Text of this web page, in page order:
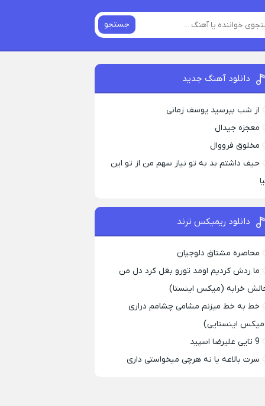
جستجو
دانلود آهنگ جدید
از شب بپرسید یوسف زمانی
معجزه جیدال
مخلوق فرووال
حیف داشتم بد به تو نیاز سهم من از تو این
دانلود ریمیکس ترند
محاصره مشتاق دلوجیان
ما ردش کردیم اومد تورو بغل کرد دل من
خرابه (میکس اینستا)
خط به خط میزنم مشامی چشامم دراری
اینستایی)
9 تایی علیرضا اسپید
سرت بالاعه یا نه هرچی میخواستی داری